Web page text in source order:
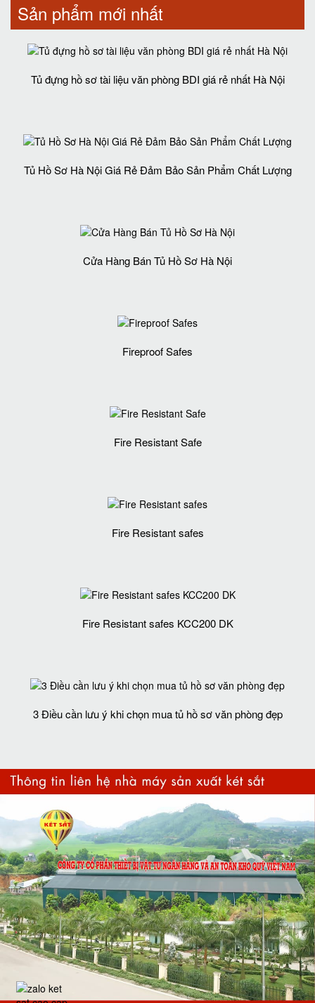
Sản phẩm mới nhất
Tủ đựng hồ sơ tài liệu văn phòng BDI giá rẻ nhất Hà Nội
Tủ Hồ Sơ Hà Nội Giá Rẻ Đảm Bảo Sản Phẩm Chất Lượng‎
Cửa Hàng Bán Tủ Hồ Sơ Hà Nội
Fireproof Safes
Fire Resistant Safe
Fire Resistant safes
Fire Resistant safes KCC200 DK
3 Điều cần lưu ý khi chọn mua tủ hồ sơ văn phòng đẹp